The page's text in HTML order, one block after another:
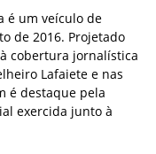
é um veículo de
de 2016. Projetado
cobertura jornalística
Lafaiete e nas
é destaque pela
exercida junto à